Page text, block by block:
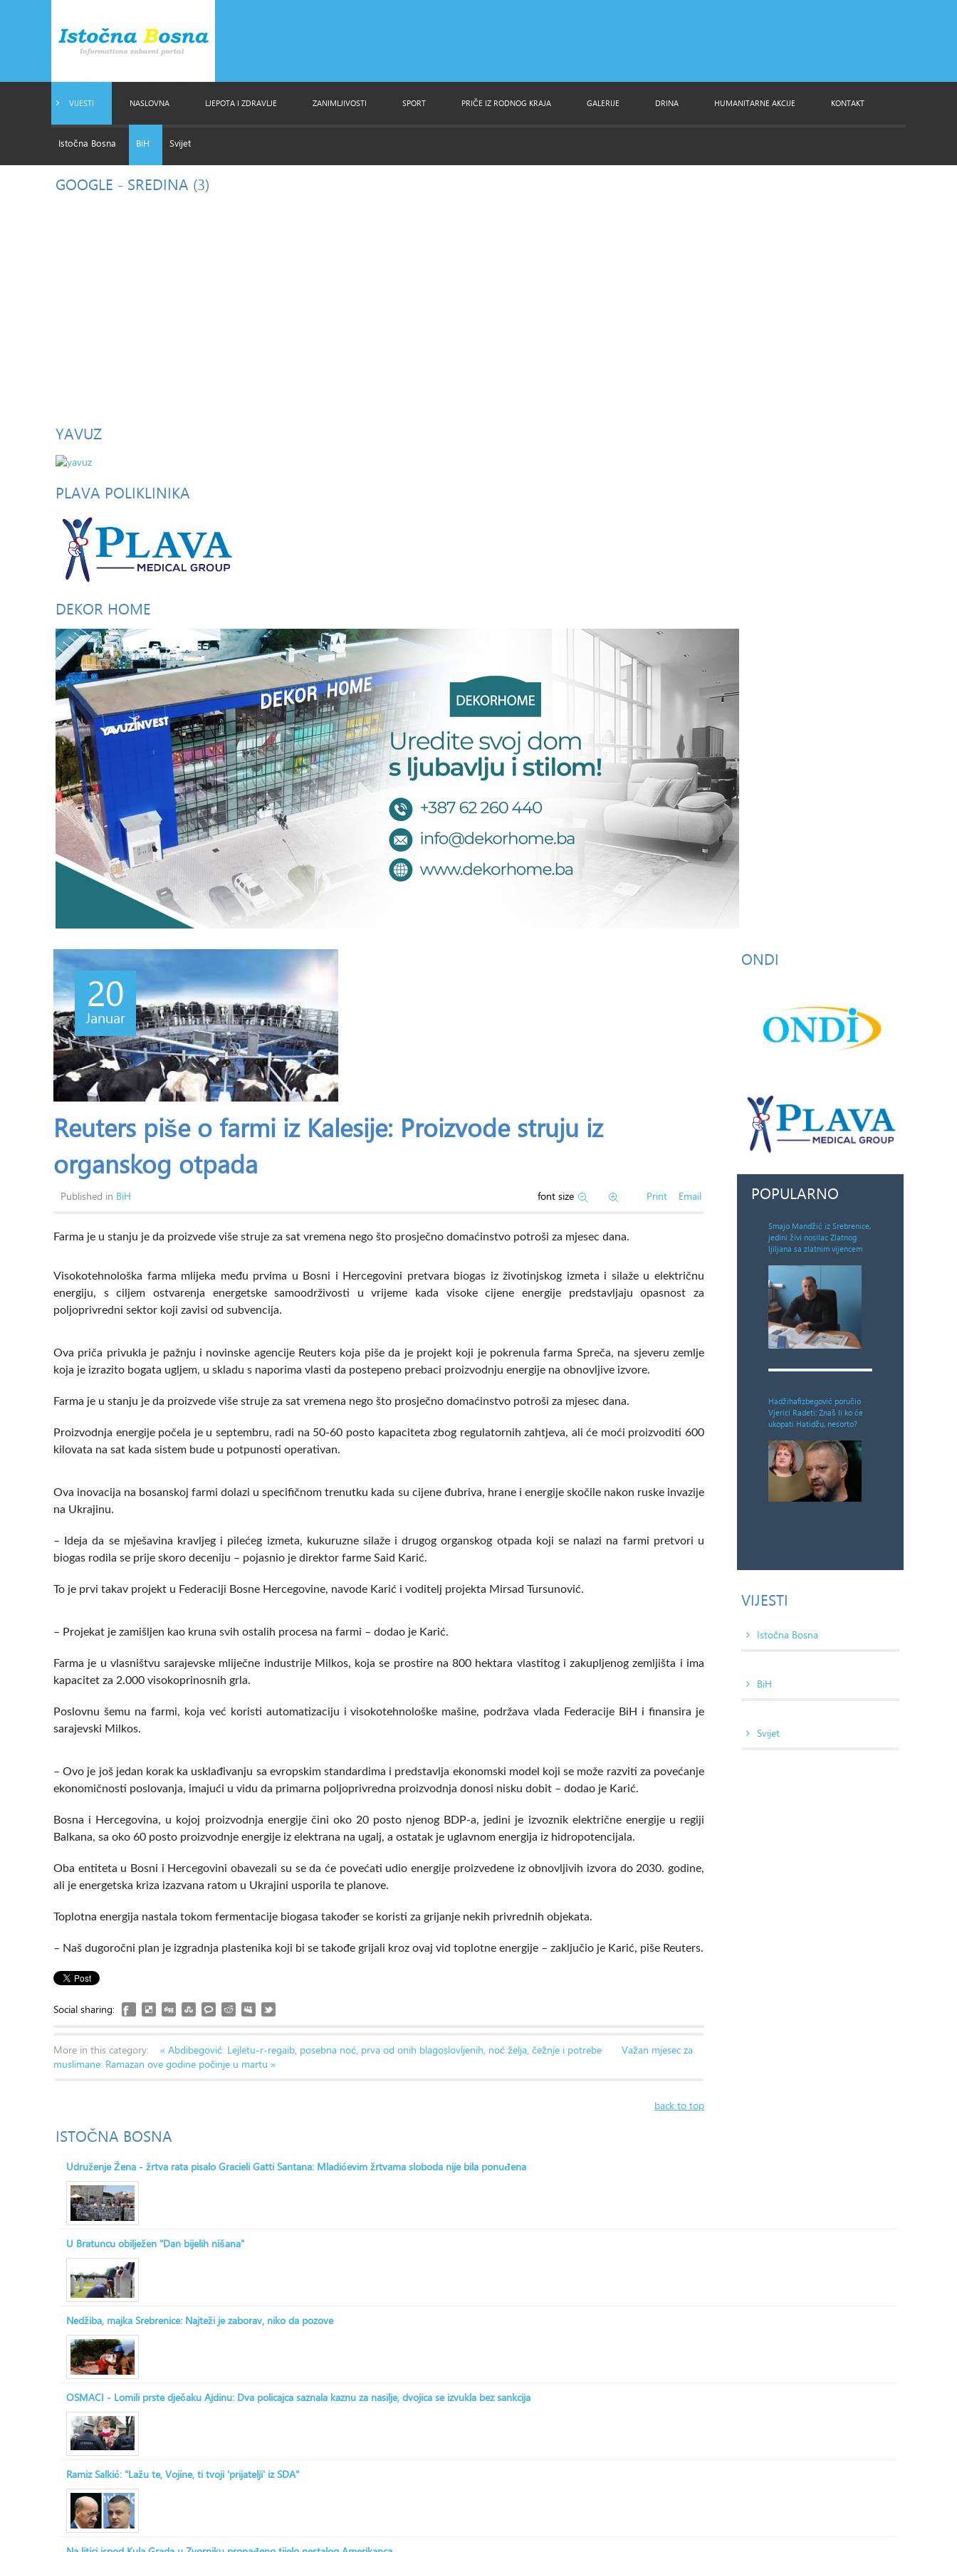
VIJESTI
Istočna Bosna BiH Svijet
NASLOVNA LJEPOTA I ZDRAVLJE ZANIMLJIVOSTI SPORT PRIČE IZ RODNOG KRAJA GALERIJE DRINA HUMANITARNE AKCIJE KONTAKT
GOOGLE - SREDINA (3)
YAVUZ
PLAVA POLIKLINIKA
DEKOR HOME
20
Januar
Reuters piše o farmi iz Kalesije: Proizvode struju iz
organskog otpada
Published in BiH font size Print Email
Farma je u stanju je da proizvede više struje za sat vremena nego što prosječno domaćinstvo potroši za mjesec dana.
Visokotehnološka farma mlijeka među prvima u Bosni i Hercegovini pretvara biogas iz životinjskog izmeta i silaže u električnu
energiju, s ciljem ostvarenja energetske samoodrživosti u vrijeme kada visoke cijene energije predstavljaju opasnost za
poljoprivredni sektor koji zavisi od subvencija.
Ova priča privukla je pažnju i novinske agencije Reuters koja piše da je projekt koji je pokrenula farma Spreča, na sjeveru zemlje
koja je izrazito bogata ugljem, u skladu s naporima vlasti da postepeno prebaci proizvodnju energije na obnovljive izvore.
Farma je u stanju je da proizvede više struje za sat vremena nego što prosječno domaćinstvo potroši za mjesec dana.
Proizvodnja energije počela je u septembru, radi na 50-60 posto kapaciteta zbog regulatornih zahtjeva, ali će moći proizvoditi 600
kilovata na sat kada sistem bude u potpunosti operativan.
Ova inovacija na bosanskoj farmi dolazi u specifičnom trenutku kada su cijene đubriva, hrane i energije skočile nakon ruske invazije
na Ukrajinu.
– Ideja da se mješavina kravljeg i pilećeg izmeta, kukuruzne silaže i drugog organskog otpada koji se nalazi na farmi pretvori u
biogas rodila se prije skoro deceniju – pojasnio je direktor farme Said Karić.
To je prvi takav projekt u Federaciji Bosne Hercegovine, navode Karić i voditelj projekta Mirsad Tursunović.
– Projekat je zamišljen kao kruna svih ostalih procesa na farmi – dodao je Karić.
Farma je u vlasništvu sarajevske mliječne industrije Milkos, koja se prostire na 800 hektara vlastitog i zakupljenog zemljišta i ima
kapacitet za 2.000 visokoprinosnih grla.
Poslovnu šemu na farmi, koja već koristi automatizaciju i visokotehnološke mašine, podržava vlada Federacije BiH i finansira je
sarajevski Milkos.
– Ovo je još jedan korak ka usklađivanju sa evropskim standardima i predstavlja ekonomski model koji se može razviti za povećanje
ekonomičnosti poslovanja, imajući u vidu da primarna poljoprivredna proizvodnja donosi nisku dobit – dodao je Karić.
Bosna i Hercegovina, u kojoj proizvodnja energije čini oko 20 posto njenog BDP-a, jedini je izvoznik električne energije u regiji
Balkana, sa oko 60 posto proizvodnje energije iz elektrana na ugalj, a ostatak je uglavnom energija iz hidropotencijala.
Oba entiteta u Bosni i Hercegovini obavezali su se da će povećati udio energije proizvedene iz obnovljivih izvora do 2030. godine,
ali je energetska kriza izazvana ratom u Ukrajini usporila te planove.
Toplotna energija nastala tokom fermentacije biogasa također se koristi za grijanje nekih privrednih objekata.
– Naš dugoročni plan je izgradnja plastenika koji bi se takođe grijali kroz ovaj vid toplotne energije – zaključio je Karić, piše Reuters.
Social sharing:
More in this category: « Abdibegović: Lejletu-r-regaib, posebna noć, prva od onih blagoslovljenih, noć želja, čežnje i potrebe
Važan mjesec za
muslimane: Ramazan ove godine počinje u martu »
back to top
ONDI
POPULARNO
Smajo Mandžić iz Srebrenice,
jedini živi nosilac Zlatnog
ljiljana sa zlatnim vijencem
Hadžihafizbegović poručio
Vjerici Radeti: Znaš li ko će
ukopati Hatidžu, nesorto?
VIJESTI
Istočna Bosna
BiH
Svijet
ISTOČNA BOSNA
Udruženje Žena - žrtva rata pisalo Gracieli Gatti Santana: Mladićevim žrtvama sloboda nije bila ponuđena
U Bratuncu obilježen "Dan bijelih nišana"
Nedžiba, majka Srebrenice: Najteži je zaborav, niko da pozove
OSMACI - Lomili prste dječaku Ajdinu: Dva policajca saznala kaznu za nasilje, dvojica se izvukla bez sankcija
Ramiz Salkić: "Lažu te, Vojine, ti tvoji 'prijatelji' iz SDA"